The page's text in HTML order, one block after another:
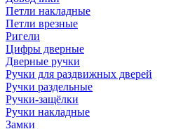
Петли накладные
Петли врезные
Ригели
Цифры дверные
Дверные ручки
Ручки для раздвижных дверей
Ручки раздельные
Ручки-защёлки
Ручки накладные
Замки